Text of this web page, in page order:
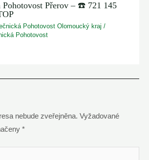
Pohotovost Přerov – ☎️ 721 145
Pohotovost Olomoucký kraj /
Pohotovost
nebude zveřejněna. Vyžadované
*